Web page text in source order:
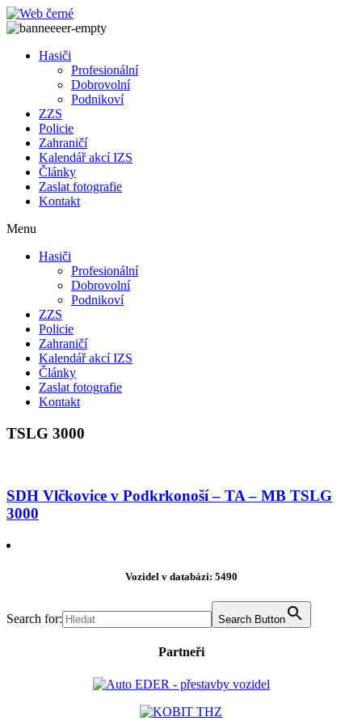
Přejít
k
Hasiči
Profesionální
Dobrovolní
Podnikoví
ZZS
Policie
Zahraničí
Kalendář akcí IZS
Články
Zaslat fotografie
Kontakt
Menu
Hasiči
Profesionální
Dobrovolní
Podnikoví
ZZS
Policie
Zahraničí
Kalendář akcí IZS
Články
Zaslat fotografie
Kontakt
TSLG 3000
SDH Vlčkovice v Podkrkonoší – TA – MB TSLG
3000
Vozidel v databázi: 5490
Search for: Search Button
Partneři